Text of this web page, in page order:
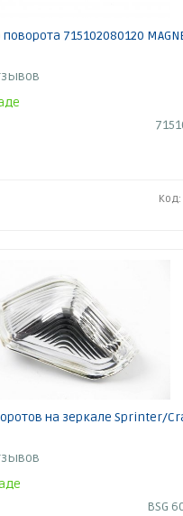
715102080120
Код:
на зеркале Sprinter/
BSG